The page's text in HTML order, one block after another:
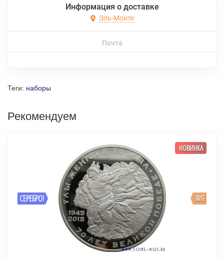
Информация о доставке
Эль-Монте
Почта
Теги: наборы
Рекомендуем
СЕРЕБРО! ХИТ
НОВИНКА